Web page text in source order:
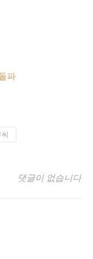
파
댓글이 없습니다